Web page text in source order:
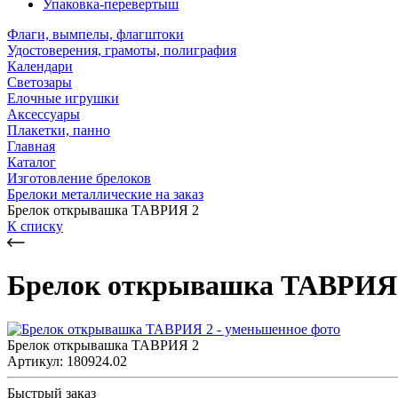
Упаковка-перевертыш
Флаги, вымпелы, флагштоки
Удостоверения, грамоты, полиграфия
Календари
Светозары
Елочные игрушки
Аксессуары
Плакетки, панно
Главная
Каталог
Изготовление брелоков
Брелоки металлические на заказ
Брелок открывашка ТАВРИЯ 2
К списку
Брелок открывашка
Брелок открывашка ТАВРИЯ 2
Артикул: 180924.02
Быстрый заказ